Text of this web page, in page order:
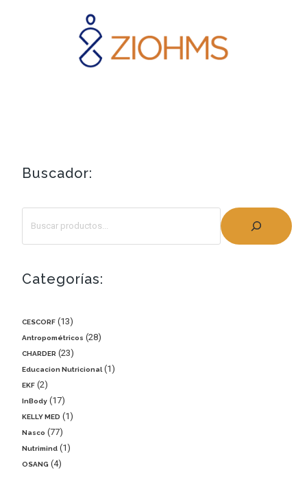
Buscador:
Categorías:
CESCORF 13
Antropométricos 28
CHARDER 23
Educacion Nutricional 1
EKF 2
InBody 17
KELLY MED 1
Nasco 77
Nutrimind 1
OSANG 4